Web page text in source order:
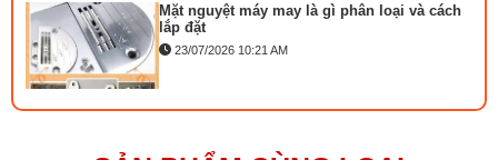
Ưu điểm máy cắt vải
Mặt nguyệt máy may là gì phân loại và cách
lắp đặt
23/07/2026 10:21 AM
Bộ phụ trợ kéo vải máy may là gì? Công
27/07/2026 08:20 AM